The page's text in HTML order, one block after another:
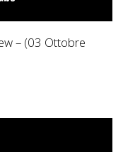
– (03 Ottobre